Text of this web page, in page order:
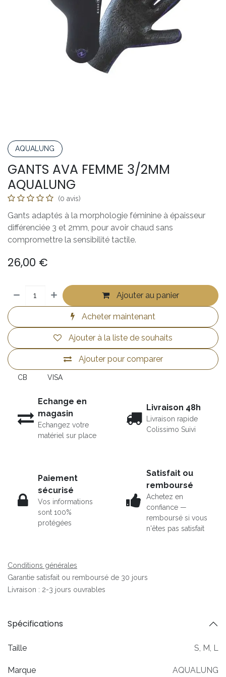
AQUALUNG
GANTS AVA FEMME 3/2MM
AQUALUNG
(0 avis)
Gants adaptés à la morphologie féminine à épaisseur
différenciée 3 et 2mm, pour avoir chaud sans
compromettre la sensibilité tactile.
26,00 €
Ajouter au panier
Acheter maintenant
Ajouter pour comparer
Ajouter à la liste de souhaits
CB VISA
Echange en
magasin
Echangez votre
matériel sur place
Livraison 48h
Livraison rapide
Colissimo Suivi
Paiement
sécurisé
Vos informations
sont 100%
protégées
Satisfait ou
remboursé
Achetez en
confiance —
remboursé si vous
n'êtes pas satisfait
Conditions générales
Garantie satisfait ou remboursé de 30 jours
Livraison : 2-3 jours ouvrables
Spécifications
Taille S M L
Marque AQUALUNG